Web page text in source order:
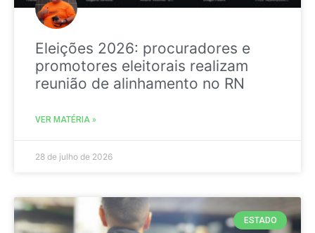
Eleições 2026: procuradores e
promotores eleitorais realizam
reunião de alinhamento no RN
VER MATÉRIA »
28 de julho de 2026
ESTADO